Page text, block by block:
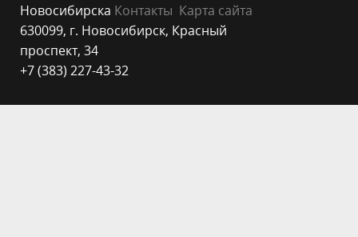
Новосибирска Контакты Карта сайта
630099, г. Новосибирск, Красный
проспект, 34
+7 (383) 227-43-32